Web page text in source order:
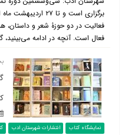
برگزاری است و تا
فعالیت در دو حوزۀ شعر و داستان،
فعال است. آنچه در ادامه می‌بینید،
نمایشگاه کتاب انتشارات شهرستان ادب